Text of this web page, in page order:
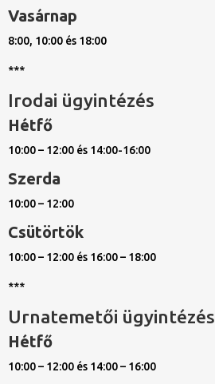
Vasárnap
8:00, 10:00 és 18:00
***
Irodai ügyintézés
Hétfő
10:00 – 12:00 és 14:00-16:00
Szerda
10:00 – 12:00
Csütörtök
10:00 – 12:00 és 16:00 – 18:00
***
Urnatemetői ügyintézés
Hétfő
10:00 – 12:00 és 14:00 – 16:00